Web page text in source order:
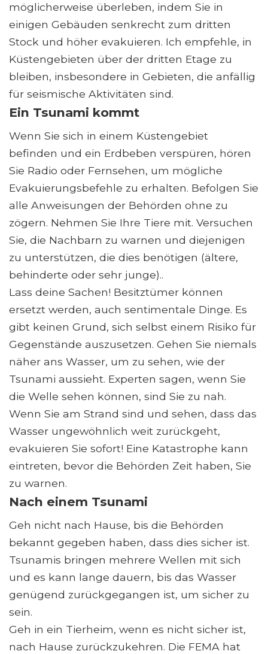
möglicherweise überleben, indem Sie in
einigen Gebäuden senkrecht zum dritten
Stock und höher evakuieren. Ich empfehle, in
Küstengebieten über der dritten Etage zu
bleiben, insbesondere in Gebieten, die anfällig
für seismische Aktivitäten sind.
Ein Tsunami kommt
Wenn Sie sich in einem Küstengebiet
befinden und ein Erdbeben verspüren, hören
Sie Radio oder Fernsehen, um mögliche
Evakuierungsbefehle zu erhalten. Befolgen Sie
alle Anweisungen der Behörden ohne zu
zögern. Nehmen Sie Ihre Tiere mit. Versuchen
Sie, die Nachbarn zu warnen und diejenigen
zu unterstützen, die dies benötigen (ältere,
behinderte oder sehr junge)..
Lass deine Sachen! Besitztümer können
ersetzt werden, auch sentimentale Dinge. Es
gibt keinen Grund, sich selbst einem Risiko für
Gegenstände auszusetzen. Gehen Sie niemals
näher ans Wasser, um zu sehen, wie der
Tsunami aussieht. Experten sagen, wenn Sie
die Welle sehen können, sind Sie zu nah.
Wenn Sie am Strand sind und sehen, dass das
Wasser ungewöhnlich weit zurückgeht,
evakuieren Sie sofort! Eine Katastrophe kann
eintreten, bevor die Behörden Zeit haben, Sie
zu warnen.
Nach einem Tsunami
Geh nicht nach Hause, bis die Behörden
bekannt gegeben haben, dass dies sicher ist.
Tsunamis bringen mehrere Wellen mit sich
und es kann lange dauern, bis das Wasser
genügend zurückgegangen ist, um sicher zu
sein.
Geh in ein Tierheim, wenn es nicht sicher ist,
nach Hause zurückzukehren. Die FEMA hat